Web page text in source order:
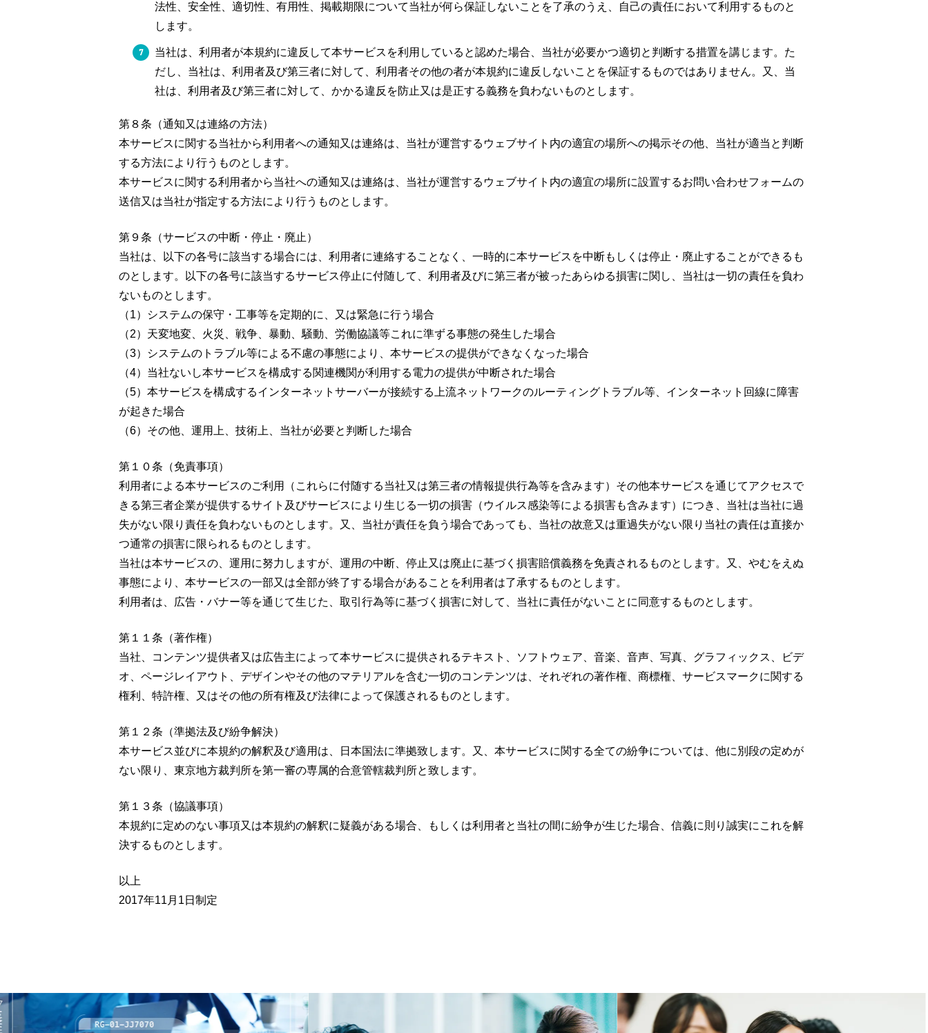
法性、安全性、適切性、有用性、掲載期限について当社が何ら保証しないことを了承のうえ、自己の責任において利用するものと
します。
当社は、利用者が本規約に違反して本サービスを利用していると認めた場合、当社が必要かつ適切と判断する措置を講じます。た
だし、当社は、利用者及び第三者に対して、利用者その他の者が本規約に違反しないことを保証するものではありません。又、当
社は、利用者及び第三者に対して、かかる違反を防止又は是正する義務を負わないものとします。
第８条（通知又は連絡の方法）
本サービスに関する当社から利用者への通知又は連絡は、当社が運営するウェブサイト内の適宜の場所への掲示その他、当社が適当と判断
する方法により行うものとします。
本サービスに関する利用者から当社への通知又は連絡は、当社が運営するウェブサイト内の適宜の場所に設置するお問い合わせフォームの
送信又は当社が指定する方法により行うものとします。
第９条（サービスの中断・停止・廃止）
当社は、以下の各号に該当する場合には、利用者に連絡することなく、一時的に本サービスを中断もしくは停止・廃止することができるも
のとします。以下の各号に該当するサービス停止に付随して、利用者及びに第三者が被ったあらゆる損害に関し、当社は一切の責任を負わ
ないものとします。
（1）システムの保守・工事等を定期的に、又は緊急に行う場合
（2）天変地変、火災、戦争、暴動、騒動、労働協議等これに準ずる事態の発生した場合
（3）システムのトラブル等による不慮の事態により、本サービスの提供ができなくなった場合
（4）当社ないし本サービスを構成する関連機関が利用する電力の提供が中断された場合
（5）本サービスを構成するインターネットサーバーが接続する上流ネットワークのルーティングトラブル等、インターネット回線に障害
が起きた場合
（6）その他、運用上、技術上、当社が必要と判断した場合
第１０条（免責事項）
利用者による本サービスのご利用（これらに付随する当社又は第三者の情報提供行為等を含みます）その他本サービスを通じてアクセスで
きる第三者企業が提供するサイト及びサービスにより生じる一切の損害（ウイルス感染等による損害も含みます）につき、当社は当社に過
失がない限り責任を負わないものとします。又、当社が責任を負う場合であっても、当社の故意又は重過失がない限り当社の責任は直接か
つ通常の損害に限られるものとします。
当社は本サービスの、運用に努力しますが、運用の中断、停止又は廃止に基づく損害賠償義務を免責されるものとします。又、やむをえぬ
事態により、本サービスの一部又は全部が終了する場合があることを利用者は了承するものとします。
利用者は、広告・バナー等を通じて生じた、取引行為等に基づく損害に対して、当社に責任がないことに同意するものとします。
第１１条（著作権）
当社、コンテンツ提供者又は広告主によって本サービスに提供されるテキスト、ソフトウェア、音楽、音声、写真、グラフィックス、ビデ
オ、ページレイアウト、デザインやその他のマテリアルを含む一切のコンテンツは、それぞれの著作権、商標権、サービスマークに関する
権利、特許権、又はその他の所有権及び法律によって保護されるものとします。
第１２条（準拠法及び紛争解決）
本サービス並びに本規約の解釈及び適用は、日本国法に準拠致します。又、本サービスに関する全ての紛争については、他に別段の定めが
ない限り、東京地方裁判所を第一審の専属的合意管轄裁判所と致します。
第１３条（協議事項）
本規約に定めのない事項又は本規約の解釈に疑義がある場合、もしくは利用者と当社の間に紛争が生じた場合、信義に則り誠実にこれを解
決するものとします。
以上
2017年11月1日制定